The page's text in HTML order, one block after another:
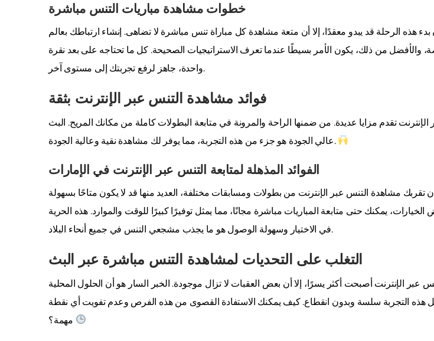
خطوات مشاهدة مباريات التنس مباشرة
هذه الرحلة قد يبدو معقدًا، إلا أن متعة مشاهدة كل مباراة تنس مباشرة لا تضاهى. إنشاء ارتباطك بعالم
والأفضل من ذلك، يكون الأمر بسيطًا عندما تعرف الاستراتيجيات الصحيحة. كل ما تحتاجه على بعد نقرة
واحدة، جاهز لرفع تجربتك إلى مستوى آخر.
فوائد مشاهدة التنس عبر الإنترنت بثقة
تقدم مزايا عديدة. من ضمنها الراحة والمرونة في متابعة البطولات كاملة من مكانك المريح. البث
عالي الجودة هو جزء من هذه التجربة، مما يوفر لك مشاهدة نقية وعالية الجودة.
الفوائد المذهلة لمتابعة التنس عبر الإنترنت في الإمارات
تقربك مشاهدة التنس عبر الإنترنت من بطولات ومسابقات مختلفة، العديد منها قد لا يكون متاحًا بسهولة
يمكنك حتى متابعة المباريات مباشرة مجانًا، مما يمثل توفيرًا كبيرًا للوقت والموارد. هذه الحرية
في الاختيار وسهولة الوصول هو ما يجذب مشجعي التنس في جميع أنحاء البلاد.
التغلب على التحديات لمشاهدة التنس مباشرة عبر البث
عبر الإنترنت أصبحت أكثر يسرًا، إلا أن بعض العقبات لا تزال موجودة. الخبر السار هو أن الحلول المحلية
هذه التجربة سلسة وبدون انقطاع. كيف يمكنك الاستفادة القصوى من هذه الفرص وعدم تفويت أي نقطة